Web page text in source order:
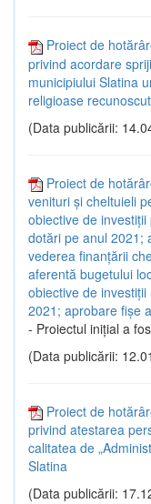
Proiect de
privind acordare
municipiului Slatina
religioase
(Data publicării:
Proiect de
venituri și cheltuieli
obiective de
dotări pe anul 2021;
vederea finanțării
aferentă bugetului
obiective de
2021; aprobare fișe
- Proiectul inițial a
(Data publicării:
Proiect de
privind atestarea
calitatea de
Slatina
(Data publicării: